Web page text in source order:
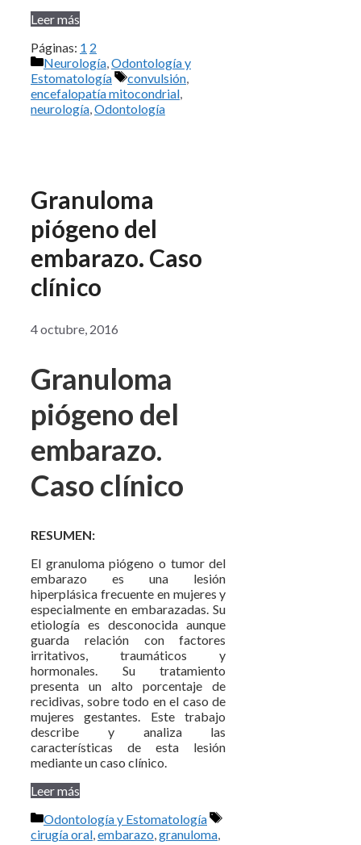
Leer más
Páginas: 1 2
Categorías
Neurología,Odontología y
Estomatología
Etiquetas
convulsión,
encefalopatía mitocondrial,
neurología,Odontología
Granuloma
piógeno del
embarazo. Caso
clínico
4 octubre, 2016
Granuloma
piógeno del
embarazo.
Caso clínico
RESUMEN:
El granuloma piógeno o tumor del
embarazo es una lesión
hiperplásica frecuente en mujeres y
especialmente en embarazadas. Su
etiología es desconocida aunque
guarda relación con factores
irritativos, traumáticos y
hormonales. Su tratamiento
presenta un alto porcentaje de
recidivas, sobre todo en el caso de
mujeres gestantes. Este trabajo
describe y analiza las
características de esta lesión
mediante un caso clínico.
Leer más
Categorías
Odontología y Estomatología
Etiquetas
cirugía oral,embarazo,granuloma,